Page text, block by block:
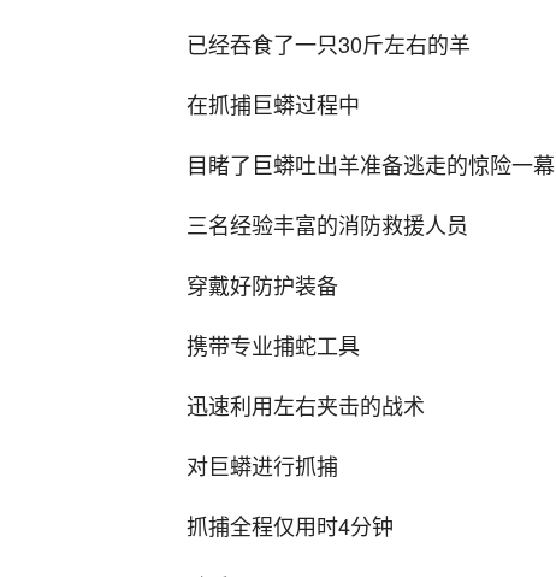
已经吞食了一只30斤左右的羊
在抓捕巨蟒过程中
目睹了巨蟒吐出羊准备逃走的惊险一幕
三名经验丰富的消防救援人员
穿戴好防护装备
携带专业捕蛇工具
迅速利用左右夹击的战术
对巨蟒进行抓捕
抓捕全程仅用时4分钟